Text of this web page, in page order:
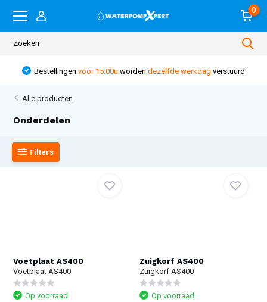
0
Bestellingenvoor 15:00u worden dezelfde werkdag verstuurd
Alle producten
Onderdelen
Filters
Voetplaat AS400
Voetplaat AS400
Op voorraad
Zuigkorf AS400
Zuigkorf AS400
Op voorraad